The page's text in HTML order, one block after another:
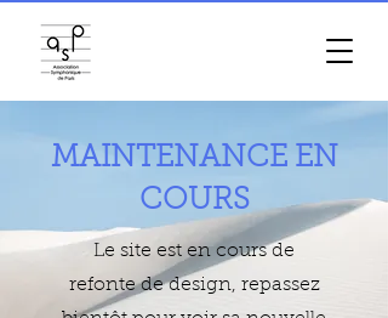
MAINTENANCE EN
COURS
Le site est en cours de
refonte de design, repassez